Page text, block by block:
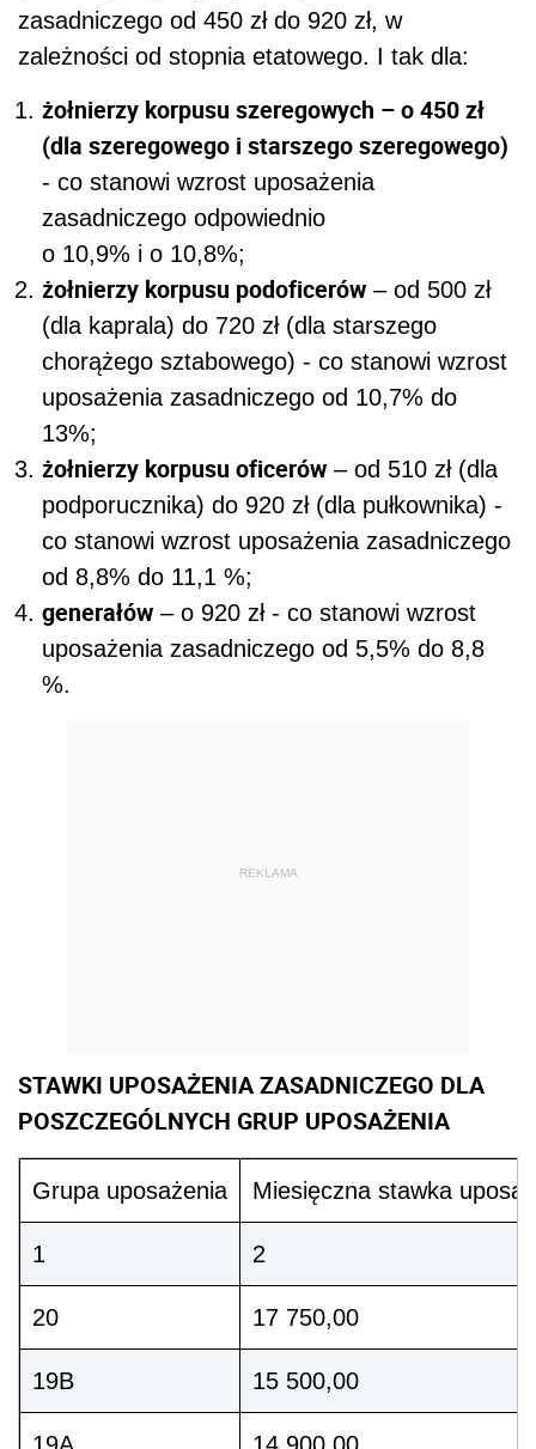
zasadniczego od 450 zł do 920 zł, w
zależności od stopnia etatowego. I tak dla:
żołnierzy korpusu szeregowych – o 450 zł
(dla szeregowego i starszego szeregowego)
- co stanowi wzrost uposażenia
zasadniczego odpowiednio
o 10,9% i o 10,8%;
żołnierzy korpusu podoficerów – od 500 zł
(dla kaprala) do 720 zł (dla starszego
chorążego sztabowego) - co stanowi wzrost
uposażenia zasadniczego od 10,7% do
13%;
żołnierzy korpusu oficerów – od 510 zł (dla
podporucznika) do 920 zł (dla pułkownika) -
co stanowi wzrost uposażenia zasadniczego
od 8,8% do 11,1 %;
generałów – o 920 zł - co stanowi wzrost
uposażenia zasadniczego od 5,5% do 8,8
%.
REKLAMA
STAWKI UPOSAŻENIA ZASADNICZEGO DLA
POSZCZEGÓLNYCH GRUP UPOSAŻENIA
Grupa uposażenia Miesięczna stawka
1 2
20 17 750,00
19B 15 500,00